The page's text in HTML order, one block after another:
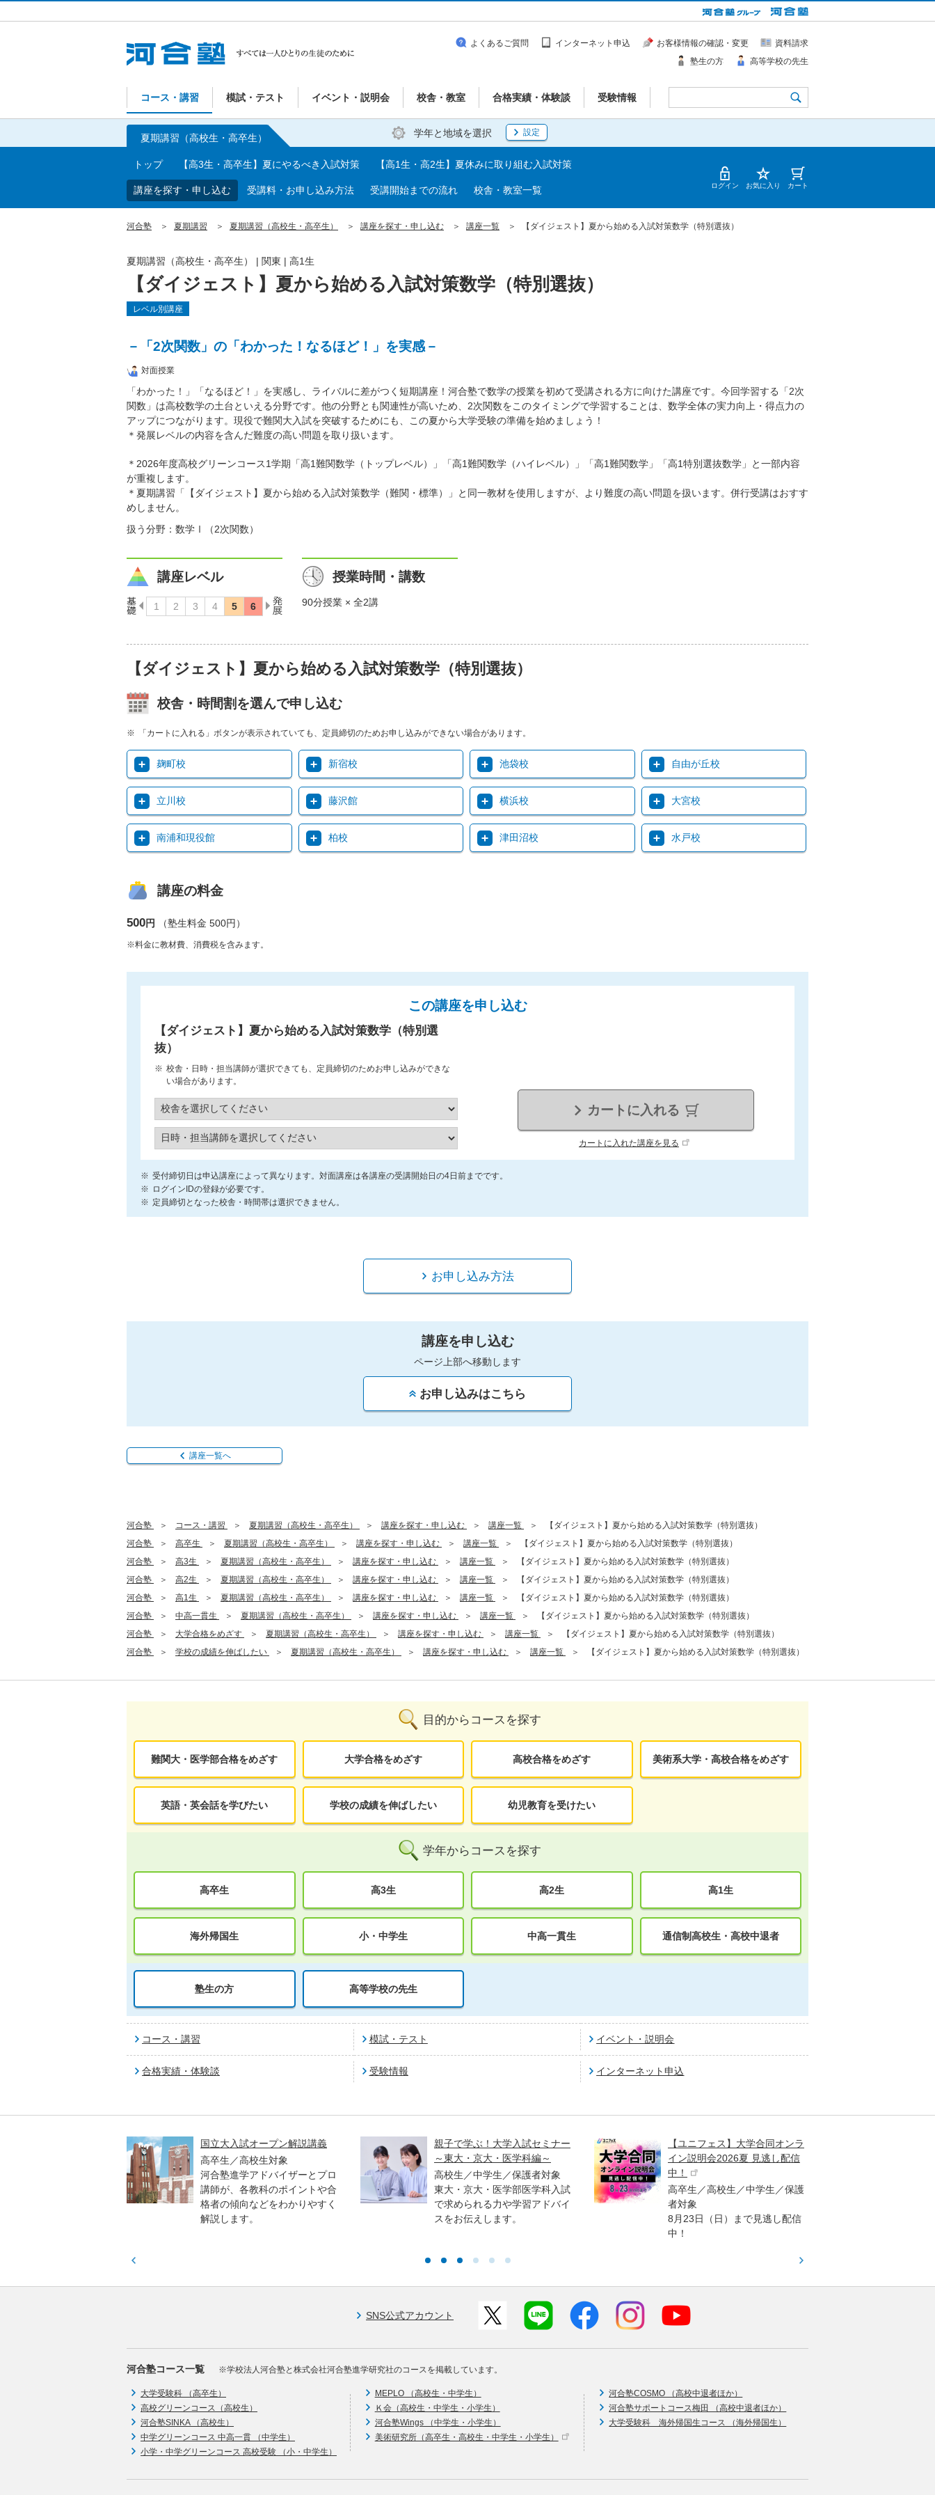
コース・講習 模試・テスト イベント・説明会 校舎・教室 合格実績・体験談 受験情報
よくあるご質問 インターネット申込 お客様情報の確認・変更
資料請求
塾生の方
高等学校の先生
学年と地域を選択 設定
夏期講習（高校生・高卒生）
トップ 【高3生・高卒生】夏にやるべき入試対策 【高1生・高2生】夏休みに取り組む入試対策
講座を探す・申し込む 受講料・お申し込み方法 受講開始までの流れ 校舎・教室一覧 ログイン お気に入り カート
河合塾 夏期講習 夏期講習（高校生・高卒生） 講座を探す・申し込む 講座一覧 【ダイジェスト】夏から始める入試対策数学（特別選抜）
【ダイジェスト】夏から始める入試対策数学（特別選抜）
夏期講習（高校生・高卒生） | 関東 | 高1生
レベル別講座
－「2次関数」の「わかった！なるほど！」を実感－
対面授業
「わかった！」「なるほど！」を実感し、ライバルに差がつく短期講座！河合塾で数学の授業を初めて受講される方に向けた講座です。今回学習する「2次
関数」は高校数学の土台といえる分野です。他の分野とも関連性が高いため、2次関数をこのタイミングで学習することは、数学全体の実力向上・得点力の
アップにつながります。現役で難関大入試を突破するためにも、この夏から大学受験の準備を始めましょう！
＊発展レベルの内容を含んだ難度の高い問題を取り扱います。
＊2026年度高校グリーンコース1学期「高1難関数学（トップレベル）」「高1難関数学（ハイレベル）」「高1難関数学」「高1特別選抜数学」と一部内容
が重複します。
＊夏期講習「【ダイジェスト】夏から始める入試対策数学（難関・標準）」と同一教材を使用しますが、より難度の高い問題を扱います。併行受講はおすす
めしません。
扱う分野：数学Ⅰ（2次関数）
講座レベル 授業時間・講数
90分授業 × 全2講
【ダイジェスト】夏から始める入試対策数学（特別選抜）
校舎・時間割を選んで申し込む
「カートに入れる」ボタンが表示されていても、定員締切のためお申し込みができない場合があります。
麹町校 新宿校 池袋校 自由が丘校
立川校 藤沢館 横浜校 大宮校
南浦和現役館 柏校 津田沼校 水戸校
講座の料金
500円 （塾生料金 500円）
※料金に教材費、消費税を含みます。
この講座を申し込む
【ダイジェスト】夏から始める入試対策数学（特別選
抜）
校舎・日時・担当講師が選択できても、定員締切のためお申し込みができな
い場合があります。
カートに入れる
カートに入れた講座を見る
受付締切日は申込講座によって異なります。対面講座は各講座の受講開始日の4日前までです。
ログインIDの登録が必要です。
定員締切となった校舎・時間帯は選択できません。
お申し込み方法
講座を申し込む
ページ上部へ移動します
お申し込みはこちら
講座一覧へ
河合塾 コース・講習 夏期講習（高校生・高卒生） 講座を探す・申し込む 講座一覧
【ダイジェスト】夏から始める入試対策数学（特別選抜）
河合塾
高卒生 夏期講習（高校生・高卒生） 講座を探す・申し込む 講座一覧
【ダイジェスト】夏から始める入試対策数学（特別選抜）
河合塾
高3生 夏期講習（高校生・高卒生） 講座を探す・申し込む 講座一覧
【ダイジェスト】夏から始める入試対策数学（特別選抜）
河合塾
高2生 夏期講習（高校生・高卒生） 講座を探す・申し込む 講座一覧
【ダイジェスト】夏から始める入試対策数学（特別選抜）
河合塾
高1生 夏期講習（高校生・高卒生） 講座を探す・申し込む 講座一覧
【ダイジェスト】夏から始める入試対策数学（特別選抜）
河合塾
中高一貫生 夏期講習（高校生・高卒生） 講座を探す・申し込む 講座一覧
【ダイジェスト】夏から始める入試対策数学（特別選抜）
河合塾
大学合格をめざす 夏期講習（高校生・高卒生） 講座を探す・申し込む 講座一覧
【ダイジェスト】夏から始める入試対策数学（特別選抜）
河合塾
学校の成績を伸ばしたい 夏期講習（高校生・高卒生） 講座を探す・申し込む 講座一覧 【ダイジェスト】夏から始める入試対策数学（特別選抜）
目的からコースを探す
難関大・医学部合格をめざす 大学合格をめざす 高校合格をめざす 美術系大学・高校合格をめざす
英語・英会話を学びたい 学校の成績を伸ばしたい 幼児教育を受けたい
学年からコースを探す
高卒生 高3生 高2生 高1生
海外帰国生 小・中学生 中高一貫生 通信制高校生・高校中退者
塾生の方 高等学校の先生
コース・講習 模試・テスト イベント・説明会
合格実績・体験談 受験情報 インターネット申込
国立大入試オープン解説講義
高卒生／高校生対象
河合塾進学アドバイザーとプロ
講師が、各教科のポイントや合
格者の傾向などをわかりやすく
解説します。
親子で学ぶ！大学入試セミナー
～東大・京大・医学科編～
高校生／中学生／保護者対象
東大・京大・医学部医学科入試
で求められる力や学習アドバイ
スをお伝えします。
【ユニフェス】大学合同オンラ
イン説明会2026夏 見逃し配信
中！
高卒生／高校生／中学生／保護
者対象
8月23日（日）まで見逃し配信
中！
SNS公式アカウント
河合塾コース一覧 ※学校法人河合塾と株式会社河合塾進学研究社のコースを掲載しています。
大学受験科 （高卒生）
高校グリーンコース（高校生）
河合塾SINKA （高校生）
中学グリーンコース 中高一貫 （中学生）
小学・中学グリーンコース 高校受験 （小・中学生）
MEPLO （高校生・中学生）
Ｋ会（高校生・中学生・小学生）
河合塾Wings （中学生・小学生）
美術研究所（高卒生・高校生・中学生・小学生）
河合塾COSMO （高校中退者ほか）
河合塾サポートコース梅田 （高校中退者ほか）
大学受験科 海外帰国生コース （海外帰国生）